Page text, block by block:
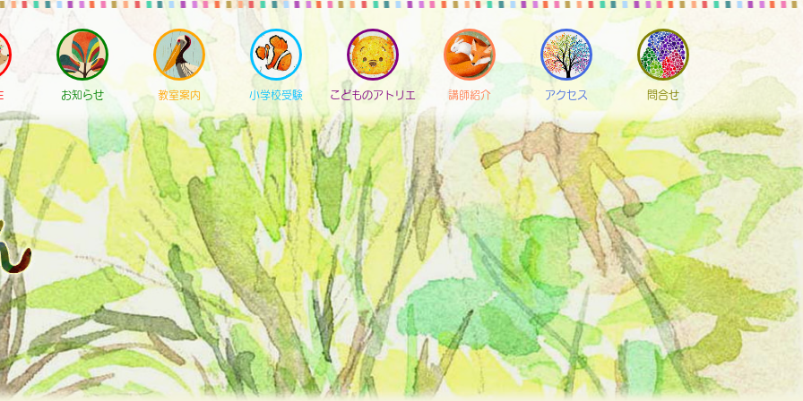
お知らせ 教室案内 小学校受験 こどものアトリエ 講師紹介 アクセス 問合せ